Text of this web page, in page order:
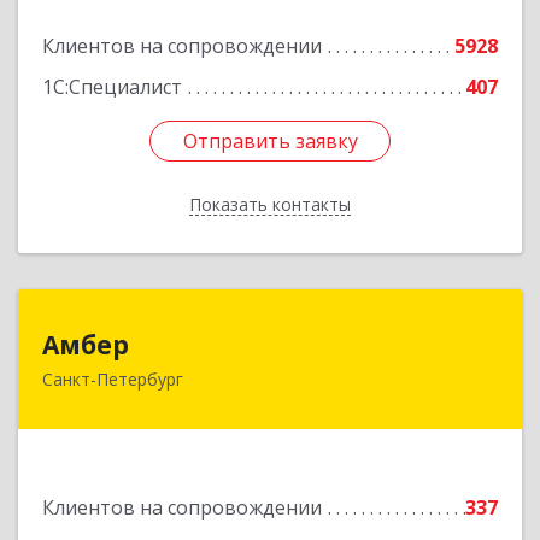
Клиентов на сопровождении
5928
1С:Специалист
407
Отправить заявку
Показать контакты
Отправить заявку
Назад
Амбер
Санкт-Петербург
Клиентов на сопровождении
337
191119, Санкт-Петербург г, Правды ул, дом №